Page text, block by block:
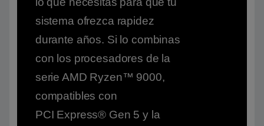
sistema ofrezca rapidez
durante años. Si lo combinas
con los procesadores de la
serie AMD Ryzen™ 9000,
compatibles con
PCI Express® Gen 5 y la